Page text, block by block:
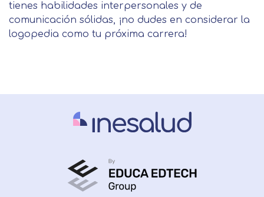
tienes habilidades interpersonales y de
comunicación sólidas, ¡no dudes en considerar la
logopedia como tu próxima carrera!